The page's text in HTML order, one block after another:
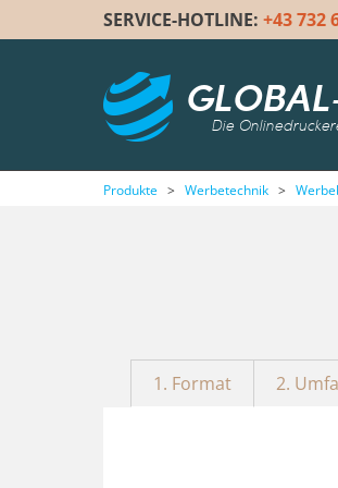
SERVICE-HOTLINE: +43 732
Die
Produkte > Werbetechnik >
1. Format 2.